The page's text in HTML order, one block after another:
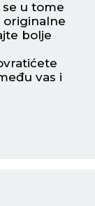
u tome
originalne
bolje
vas i